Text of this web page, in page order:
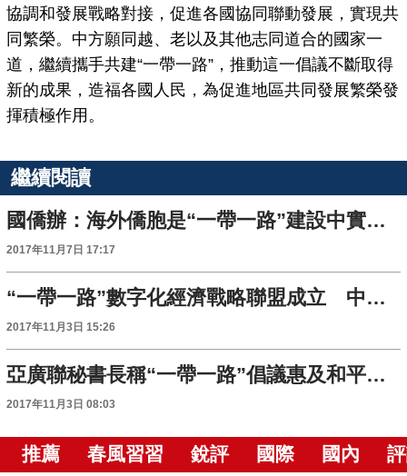
協調和發展戰略對接，促進各國協同聯動發展，實現共
同繁榮。中方願同越、老以及其他志同道合的國家一
道，繼續攜手共建“一帶一路”，推動這一倡議不斷取得
新的成果，造福各國人民，為促進地區共同發展繁榮發
揮積極作用。
繼續閱讀
國僑辦：海外僑胞是“一帶一路”建設中實現民心相通的主力軍
2017年11月7日 17:17
“一帶一路”數字化經濟戰略聯盟成立 中外企業抱團“走出去”
2017年11月3日 15:26
亞廣聯秘書長稱“一帶一路”倡議惠及和平發展
2017年11月3日 08:03
推薦 春風習習 銳評 國際 國內